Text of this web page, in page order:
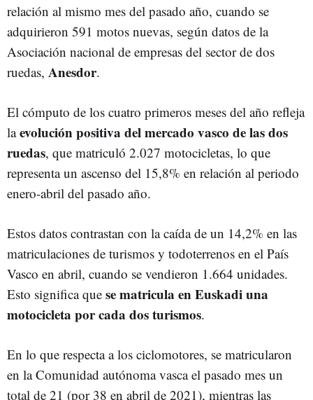
relación al mismo mes del pasado año, cuando se
adquirieron 591 motos nuevas, según datos de la
Asociación nacional de empresas del sector de dos
ruedas, Anesdor.
El cómputo de los cuatro primeros meses del año refleja
laevolución positiva del mercado vasco de las dos
ruedas, que matriculó 2.027 motocicletas, lo que
representa un ascenso del 15,8% en relación al periodo
enero-abril del pasado año.
Estos datos contrastan con la caída de un 14,2% en las
matriculaciones de turismos y todoterrenos en el País
Vasco en abril, cuando se vendieron 1.664 unidades.
Esto significa que se matricula en Euskadi una
motocicleta por cada dos turismos.
En lo que respecta a los ciclomotores, se matricularon
en la Comunidad autónoma vasca el pasado mes un
total de 21 (por 38 en abril de 2021), mientras las